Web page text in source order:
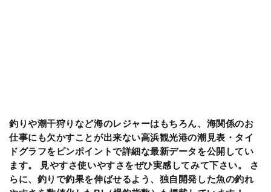
釣りや潮干狩りなど海のレジャーはもちろん、海関係のお
仕事にも欠かすことが出来ない高浜観光港の潮見表・タイ
ドグラフをピンポイントで詳細な最新データを公開してい
ます。 見やすさ使いやすさをぜひ実感してみて下さい。 さ
らに、釣りで釣果を伸ばせるよう、独自開発した魚の釣れ